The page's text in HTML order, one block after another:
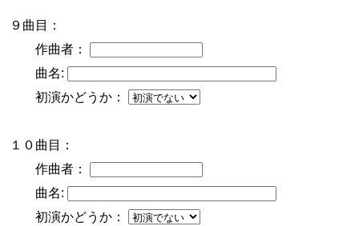
９曲目：
作曲者：
曲名:
初演かどうか：
１０曲目：
作曲者：
曲名:
初演かどうか：